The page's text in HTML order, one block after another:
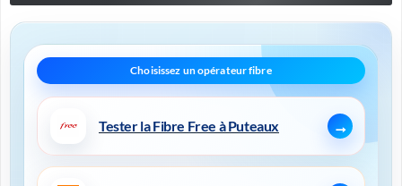
Tester la Fibre Free à Puteaux